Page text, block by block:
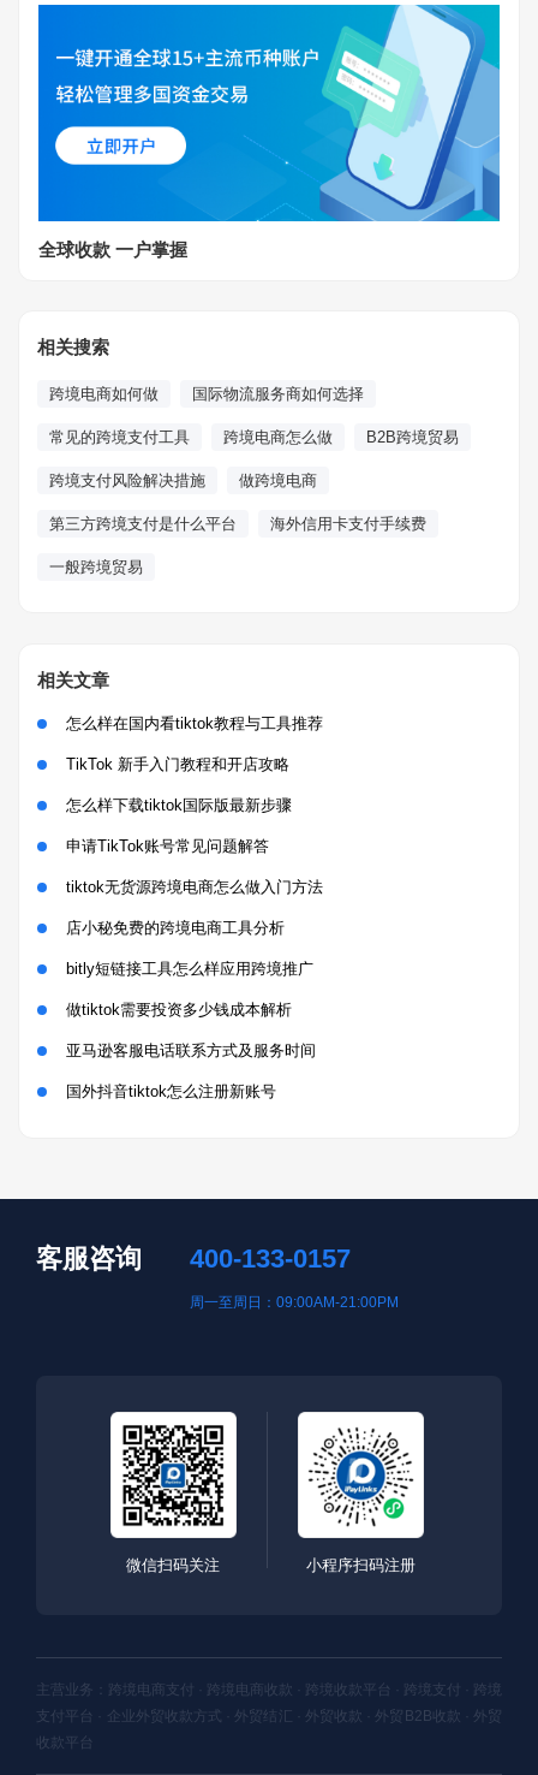
全球收款 一户掌握
相关搜索
跨境电商如何做 国际物流服务商如何选择
常见的跨境支付工具 跨境电商怎么做 B2B跨境贸易
跨境支付风险解决措施 做跨境电商
第三方跨境支付是什么平台 海外信用卡支付手续费
一般跨境贸易
相关文章
怎么样在国内看tiktok教程与工具推荐
TikTok 新手入门教程和开店攻略
怎么样下载tiktok国际版最新步骤
申请TikTok账号常见问题解答
tiktok无货源跨境电商怎么做入门方法
店小秘免费的跨境电商工具分析
bitly短链接工具怎么样应用跨境推广
做tiktok需要投资多少钱成本解析
亚马逊客服电话联系方式及服务时间
国外抖音tiktok怎么注册新账号
客服咨询 400-133-0157
周一至周日：09:00AM-21:00PM
微信扫码关注 小程序扫码注册
主营业务：跨境电商支付 · 跨境电商收款 · 跨境收款平台 · 跨境支付 · 跨境
支付平台 · 企业外贸收款方式 · 外贸结汇 · 外贸收款 · 外贸B2B收款 · 外贸
收款平台